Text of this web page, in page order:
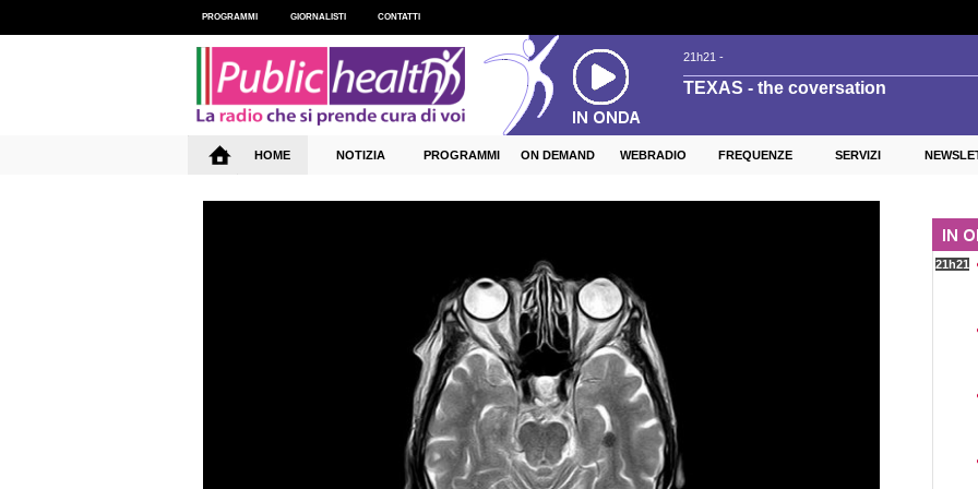
PROGRAMMI GIORNALISTI CONTATTI
HOME NOTIZIA PROGRAMMI ON DEMAND WEBRADIO FREQUENZE SERVIZI